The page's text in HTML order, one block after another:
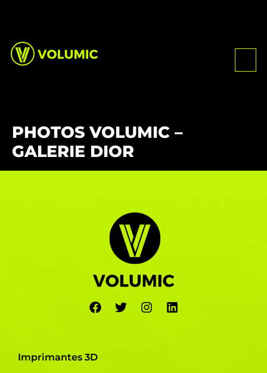
PHOTOS VOLUMIC –
GALERIE DIOR
Imprimantes 3D